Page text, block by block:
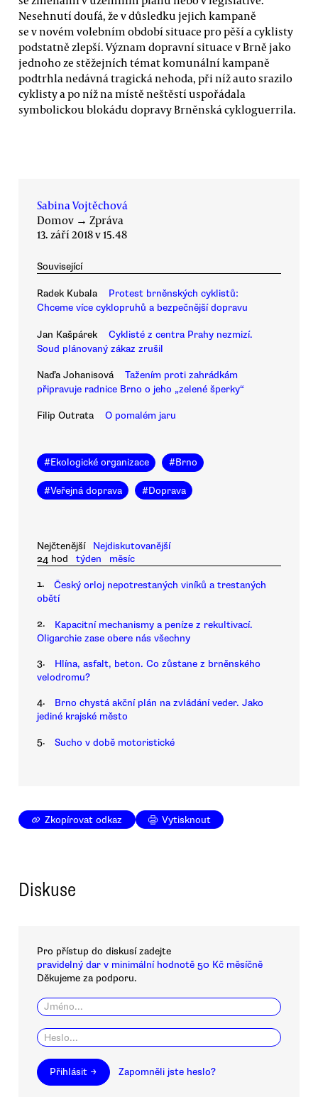
Nesehnutí doufá, že v důsledku jejich kampaně
se v novém volebním období situace pro pěší a cyklisty
podstatně zlepší. Význam dopravní situace v Brně jako
jednoho ze stěžejních témat komunální kampaně
podtrhla nedávná tragická nehoda, při níž auto srazilo
cyklisty a po níž na místě neštěstí uspořádala
symbolickou blokádu dopravy Brněnská cykloguerrila.
Sabina Vojtěchová
Domov → Zpráva
13. září 2018 v 15.48
Související
Radek Kubala
Protest brněnských cyklistů:
Chceme více cyklopruhů a bezpečnější dopravu
Jan Kašpárek
Cyklisté z centra Prahy nezmizí.
Soud plánovaný zákaz zrušil
Naďa Johanisová
Tažením proti zahrádkám
připravuje radnice Brno o jeho „zelené šperky“
Filip Outrata O pomalém jaru
#Ekologické organizace #Brno
#Veřejná doprava #Doprava
Nejčtenější
Nejdiskutovanější
24 hod
týden měsíc
1.
Český orloj nepotrestaných viníků a trestaných
obětí
2.
Kapacitní mechanismy a peníze z rekultivací.
Oligarchie zase obere nás všechny
3.
Hlína, asfalt, beton. Co zůstane z brněnského
velodromu?
4.
Brno chystá akční plán na zvládání veder. Jako
jediné krajské město
5. Sucho v době motoristické
Zkopírovat odkaz Vytisknout
Diskuse
Pro přístup do diskusí zadejte
pravidelný dar v minimální hodnotě 50 Kč měsíčně
Děkujeme za podporu.
Přihlásit → Zapomněli jste heslo?